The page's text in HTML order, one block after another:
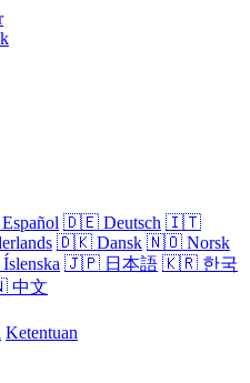
Español 🇩🇪 Deutsch 🇮🇹
🇩🇰 Dansk 🇳🇴 Norsk
Íslenska 🇯🇵 日本語 🇰🇷 한국
中文
Ketentuan